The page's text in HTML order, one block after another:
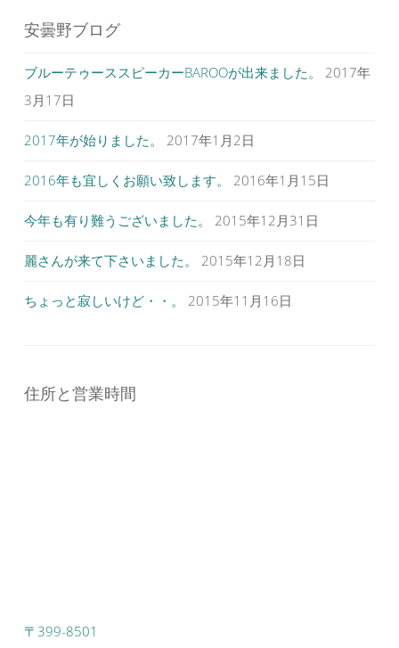
で
開
す
ビ
ー
シ
ョ
安曇野ブログ
ブルーテゥーススピーカーBAROOが出来ました。
2017年
3月17日
2017年が始りました。 2017年1月2日
2016年も宜しくお願い致します。 2016年1月15日
今年も有り難うございました。 2015年12月31日
麗さんが来て下さいました。 2015年12月18日
ちょっと寂しいけど・・。 2015年11月16日
住所と営業時間
〒399-8501